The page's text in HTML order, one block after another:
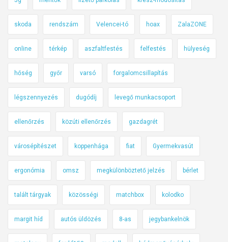
skoda rendszám Velencei-tó hoax ZalaZONE
online térkép aszfaltfestés felfestés hülyeség
hőség győr varsó forgalomcsillapítás
légszennyezés dugódíj levegő munkacsoport
ellenőrzés közúti ellenőrzés gazdagrét
városépítészet koppenhága fiat Gyermekvasút
ergonómia omsz megkülönböztető jelzés bérlet
talált tárgyak közösségi matchbox kolodko
margit híd autós üldözés 8-as jegybankelnök